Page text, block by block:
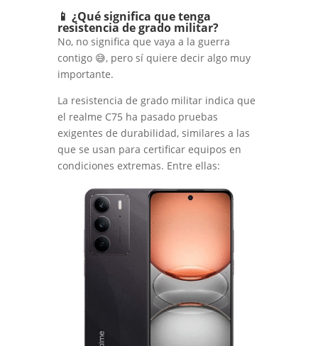
📱 ¿Qué significa que tenga
resistencia de grado militar?
No, no significa que vaya a la guerra
contigo 😅, pero sí quiere decir algo muy
importante.
La resistencia de grado militar indica que
el realme C75 ha pasado pruebas
exigentes de durabilidad, similares a las
que se usan para certificar equipos en
condiciones extremas. Entre ellas: